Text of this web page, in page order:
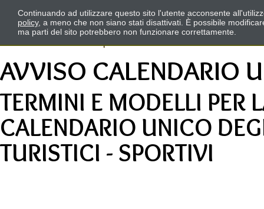
AVVISO CALENDARIO
TERMINI E MODELLI PER
CALENDARIO UNICO
TURISTICI - SPORTIVI
Continuando ad utilizzare questo sito l'utente acconsente
policy, a meno che non siano stati disattivati. È possibile
ma parti del sito potrebbero non funzionare correttamente.